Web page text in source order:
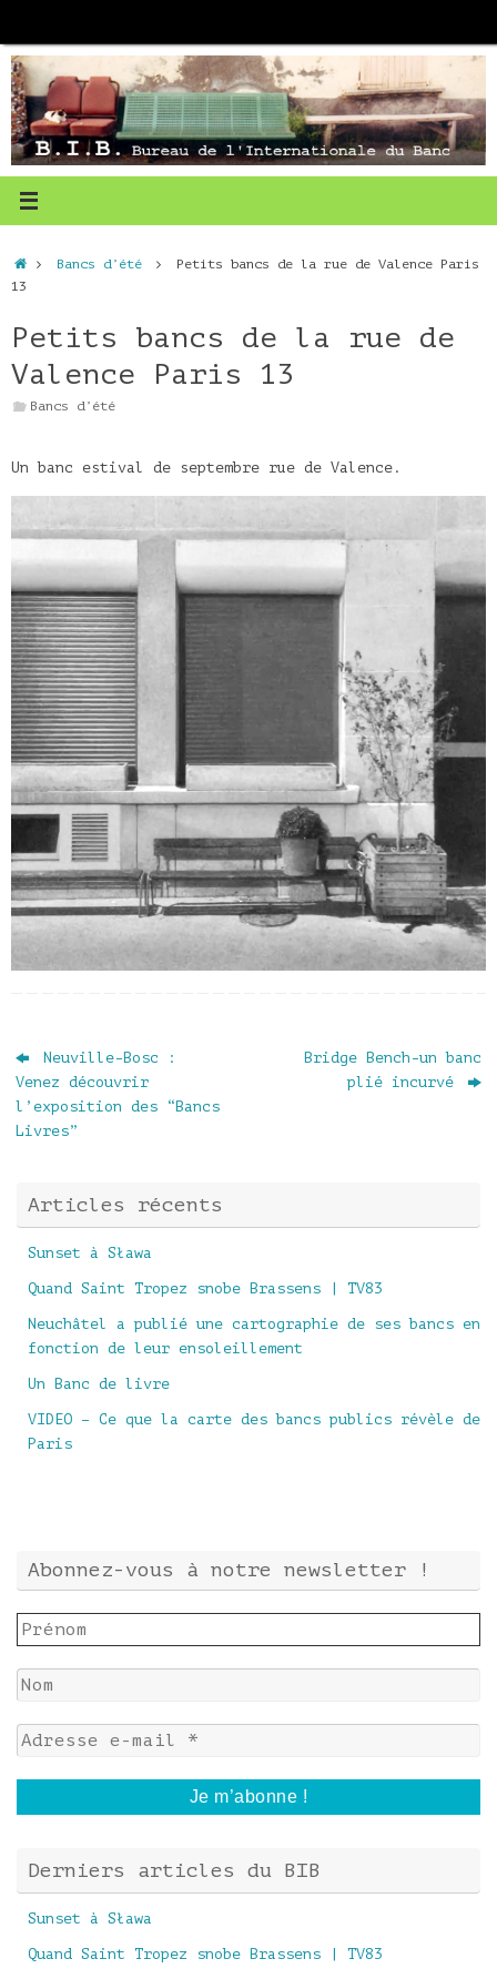
contenu
AccueilBancs d’été
Petits bancs de la rue de Valence Paris
13
Petits bancs de la rue de
Valence Paris 13
Bancs d’été
Un banc estival de septembre rue de Valence.
Neuville-Bosc :
Venez découvrir
l’exposition des “Bancs
Livres”
Bridge Bench-un banc
plié incurvé
Articles récents
Sunset à Sława
Quand Saint Tropez snobe Brassens | TV83
Neuchâtel a publié une cartographie de ses bancs en
fonction de leur ensoleillement
Un Banc de livre
VIDEO – Ce que la carte des bancs publics révèle de
Paris
Abonnez-vous à notre newsletter !
Derniers articles du BIB
Sunset à Sława
Quand Saint Tropez snobe Brassens | TV83